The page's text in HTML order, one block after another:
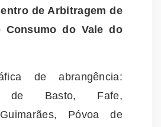
de Arbitragem de
Consumo do Vale do
de abrangência:
de Basto, Fafe,
Póvoa de